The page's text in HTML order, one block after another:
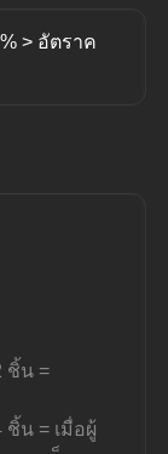
> อัตราค
ชิ้น =
ชิ้น = เมื่อผู้